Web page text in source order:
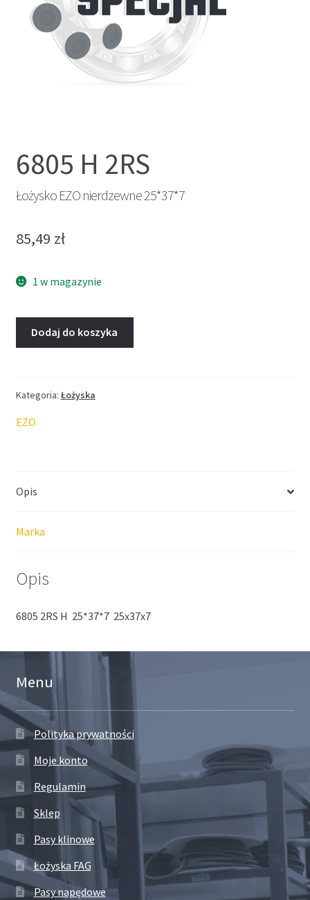
6805 H 2RS
Łożysko EZO nierdzewne 25*37*7
85,49 zł
1 w magazynie
Dodaj do koszyka
Kategoria: Łożyska
EZO
Opis
Marka
Opis
6805 2RS H 25*37*7 25x37x7
Menu
Polityka prywatności
Moje konto
Regulamin
Sklep
Pasy klinowe
Łożyska FAG
Pasy napędowe